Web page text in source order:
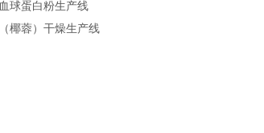
球蛋白粉生产线
椰蓉）干燥生产线